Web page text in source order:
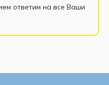
ответим на все Ваши